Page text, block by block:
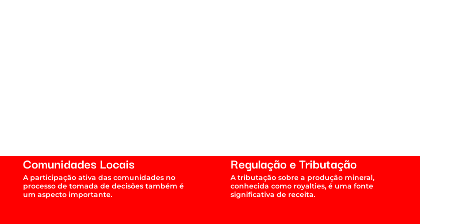
Comunidades Locais
A participação ativa das comunidades no
processo de tomada de decisões também é
um aspecto importante.
Regulação e Tributação
A tributação sobre a produção mineral,
conhecida como royalties, é uma fonte
significativa de receita.